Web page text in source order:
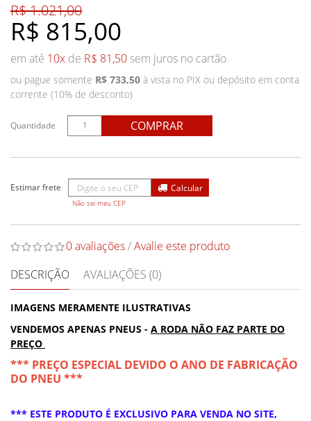
R$ 815,00
R$ 1.021,00
em até 10x de R$ 81,50 sem juros no cartão
ou pague somente R$ 733,50 à vista no PIX ou depósito em conta
corrente (10% de desconto)
Quantidade COMPRAR
Não sei meu CEP
0 avaliações/Avalie este produto
DESCRIÇÃO
AVALIAÇÕES (0)
IMAGENS MERAMENTE ILUSTRATIVAS
VENDEMOS APENAS PNEUS - A RODA NÃO FAZ PARTE DO
PREÇO
*** PREÇO ESPECIAL DEVIDO O ANO DE FABRICAÇÃO
DO PNEU ***
*** ESTE PRODUTO É EXCLUSIVO PARA VENDA NO SITE,